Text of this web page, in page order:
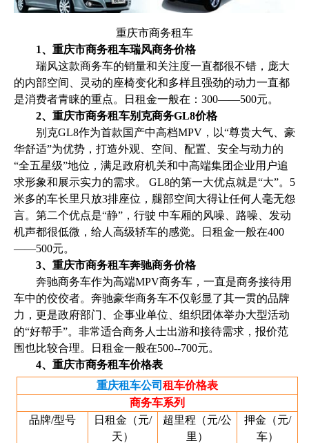
重庆市商务租车
1、重庆市商务租车瑞风商务价格
瑞风这款商务车的销量和关注度一直都很不错，庞大
的内部空间、灵动的座椅变化和多样且强劲的动力一直都
是消费者青睐的重点。日租金一般在：300——500元。
2、重庆市商务租车别克商务GL8价格
别克GL8作为首款国产中高档MPV，以“尊贵大气、豪
华舒适”为优势，打造外观、空间、配置、安全与动力的
“全五星级”地位，满足政府机关和中高端集团企业用户追
求形象和展示实力的需求。 GL8的第一大优点就是“大”。5
米多的车长里只放3排座位，腿部空间大得让任何人毫无怨
言。第二个优点是“静”，行驶 中车厢的风噪、路噪、发动
机声都很低微，给人高级轿车的感觉。日租金一般在400
——500元。
3、重庆市商务租车奔驰商务价格
奔驰商务车作为高端MPV商务车，一直是商务接待用
车中的佼佼者。奔驰豪华商务车不仅彰显了其一贯的品牌
力，更是政府部门、企事业单位、组织团体举办大型活动
的“好帮手”。非常适合商务人士出游和接待需求，报价范
围也比较合理。日租金一般在500--700元。
4、重庆市商务租车价格表
重庆租车公司租车价格表
商务车系列
品牌/型号
日租金（元/
天）
超里程（元/公
里）
押金（元/
车）